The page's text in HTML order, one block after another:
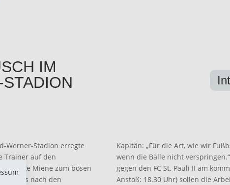
IM
Werner-Stadion erregte
Trainer auf den
gequälte Miene zum bösen
hieß es nach den
Kapitän: „Für die Art, wie wir
wenn die Bälle nicht
gegen den FC St. Pauli II am
Anstoß: 18.30 Uhr) sollen die